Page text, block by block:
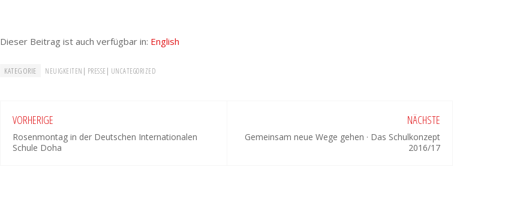
Dieser Beitrag ist auch verfügbar in: English
KATEGORIE NEUIGKEITEN | PRESSE | UNCATEGORIZED
VORHERIGE
Rosenmontag in der Deutschen Internationalen
Schule Doha
NÄCHSTE
Gemeinsam neue Wege gehen · Das Schulkonzept
2016/17